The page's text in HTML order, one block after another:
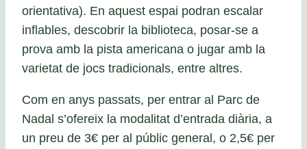
orientativa). En aquest espai podran escalar
inflables, descobrir la biblioteca, posar-se a
prova amb la pista americana o jugar amb la
varietat de jocs tradicionals, entre altres.
Com en anys passats, per entrar al Parc de
Nadal s’ofereix la modalitat d’entrada diària, a
un preu de 3€ per al públic general, o 2,5€ per